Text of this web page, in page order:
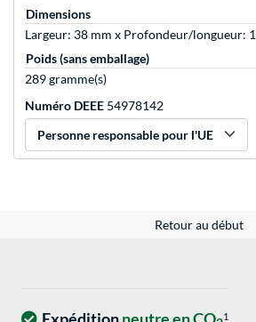
Dimensions
Largeur: 38 mm x Profondeur/longueur:
Poids (sans emballage)
289 gramme(s)
Numéro DEEE 54978142
Personne responsable pour l'UE
Retour au début
1